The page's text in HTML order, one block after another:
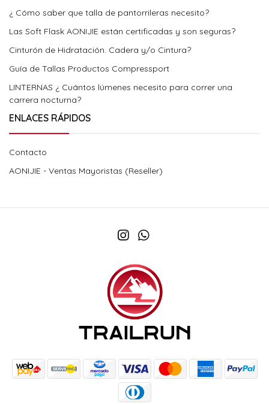
¿ Cómo saber que talla de pantorrileras necesito?
Las Soft Flask AONIJIE están certificadas y son seguras?
Cinturón de Hidratación. Cadera y/o Cintura?
Guía de Tallas Productos Compressport
LINTERNAS ¿ Cuántos lúmenes necesito para correr una
carrera nocturna?
ENLACES RÁPIDOS
Contacto
AONIJIE - Ventas Mayoristas (Reseller)